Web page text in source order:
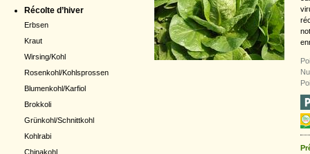
Récolte d’hiver
Erbsen
Kraut
Wirsing/Kohl
Rosenkohl/Kohlsprossen
Blumenkohl/Karfiol
Brokkoli
Grünkohl/Schnittkohl
Kohlrabi
Chinakohl